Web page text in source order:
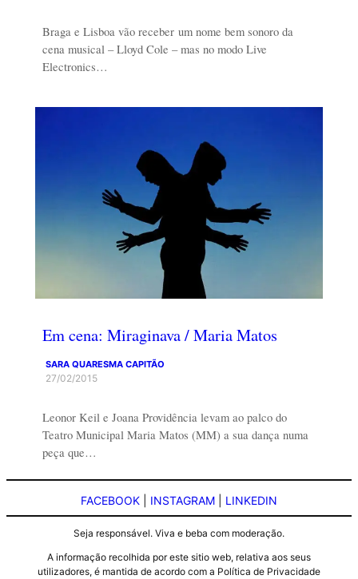
Braga e Lisboa vão receber um nome bem sonoro da
cena musical – Lloyd Cole – mas no modo Live
Electronics…
Em cena: Miraginava / Maria Matos
SARA QUARESMA CAPITÃO
27/02/2015
Leonor Keil e Joana Providência levam ao palco do
Teatro Municipal Maria Matos (MM) a sua dança numa
peça que…
FACEBOOK INSTAGRAM LINKEDIN
Seja responsável. Viva e beba com moderação.
A informação recolhida por este sitio web, relativa aos seus
utilizadores, é mantida de acordo com a Política de Privacidade